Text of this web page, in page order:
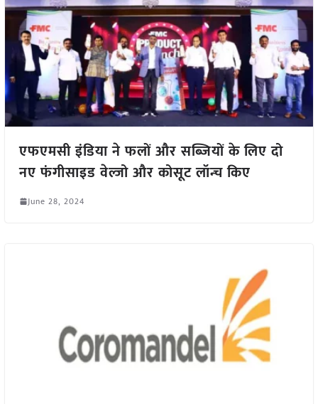
एफएमसी इंडिया ने फलों और सब्जियों के लिए दो
नए फंगीसाइड वेल्जो और कोसूट लॉन्च किए
June 28, 2024